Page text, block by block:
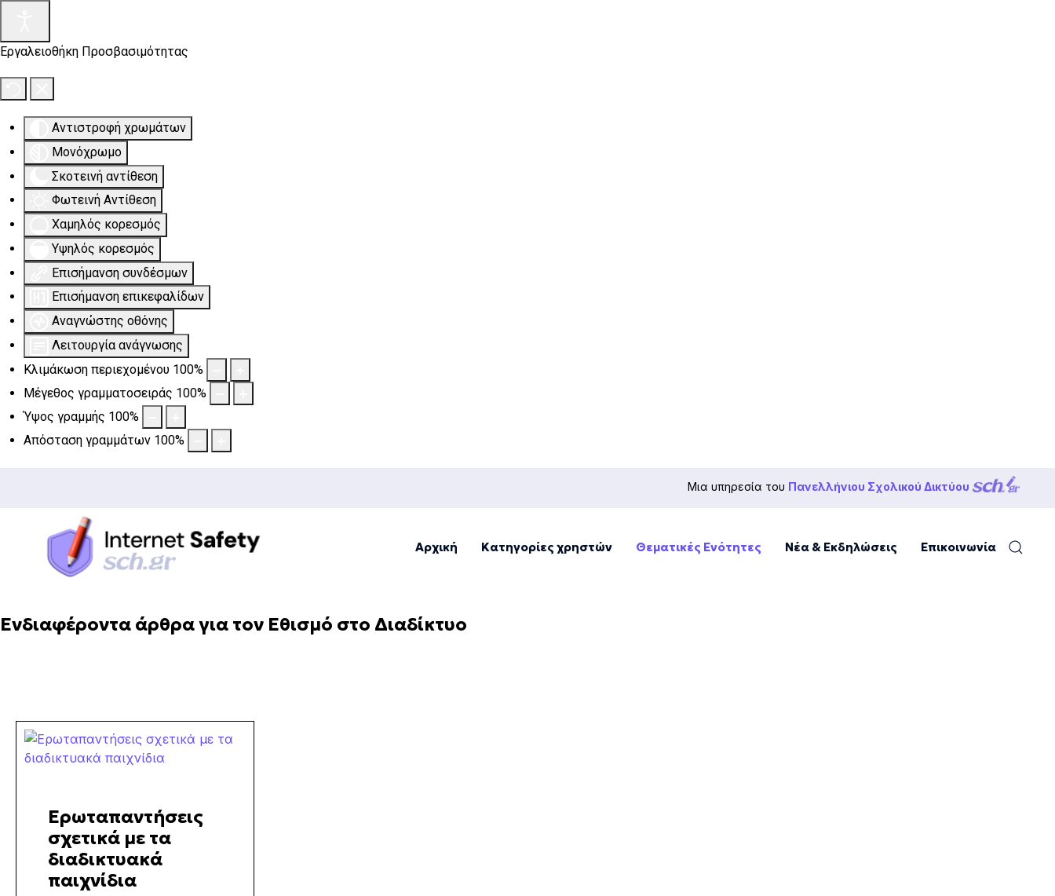
Εργαλειοθήκη Προσβασιμότητας
Αντιστροφή χρωμάτων
Μονόχρωμο
Σκοτεινή αντίθεση
Φωτεινή Αντίθεση
Χαμηλός κορεσμός
Υψηλός κορεσμός
Επισήμανση συνδέσμων
Επισήμανση επικεφαλίδων
Αναγνώστης οθόνης
Λειτουργία ανάγνωσης
Κλιμάκωση περιεχομένου 100%
Μέγεθος γραμματοσειράς 100%
Ύψος γραμμής 100%
Απόσταση γραμμάτων 100%
Μια υπηρεσία του Πανελλήνιου Σχολικού Δικτύου
Αρχική Κατηγορίες χρηστών Θεματικές Ενότητες Νέα & Εκδηλώσεις Επικοινωνία
Ενδιαφέροντα άρθρα για τον Εθισμό στο Διαδίκτυο
Ερωταπαντήσεις
σχετικά με τα
διαδικτυακά
παιχνίδια